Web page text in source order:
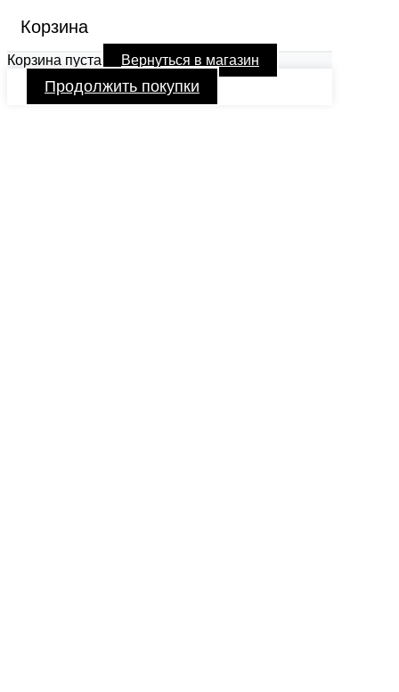
Корзина
Корзина пуста Вернуться в магазин
Продолжить покупки